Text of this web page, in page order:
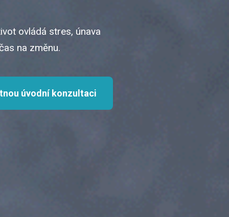
ovládá stres, únava
na změnu.
úvodní konzultaci